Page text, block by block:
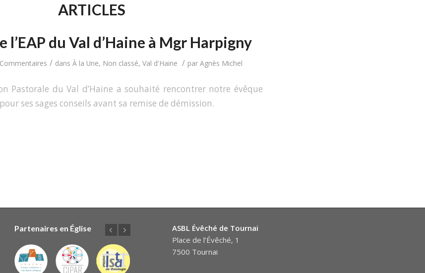
ARTICLES
l’EAP du Val d’Haine à Mgr Harpigny
/ dans À la Une, Non classé, Val d'Haine / par Agnès Michel
Pastorale du Val d’Haine a souhaité rencontrer notre évêque
ses sages conseils avant sa remise de démission.
Partenaires en Église
PrécédentSuivant
ASBL Évêché de Tournai
Place de l’Évêché, 1
7500 Tournai